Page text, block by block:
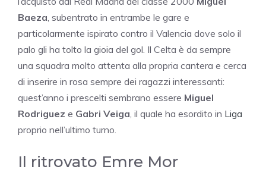
Baeza, subentrato in entrambe le gare e
particolarmente ispirato contro il Valencia dove solo il
palo gli ha tolto la gioia del gol. Il Celta è da sempre
una squadra molto attenta alla propria cantera e cerca
di inserire in rosa sempre dei ragazzi interessanti:
quest’anno i prescelti sembrano essere Miguel
Rodriguez e Gabri Veiga, il quale ha esordito in Liga
proprio nell’ultimo turno.
Il ritrovato Emre Mor